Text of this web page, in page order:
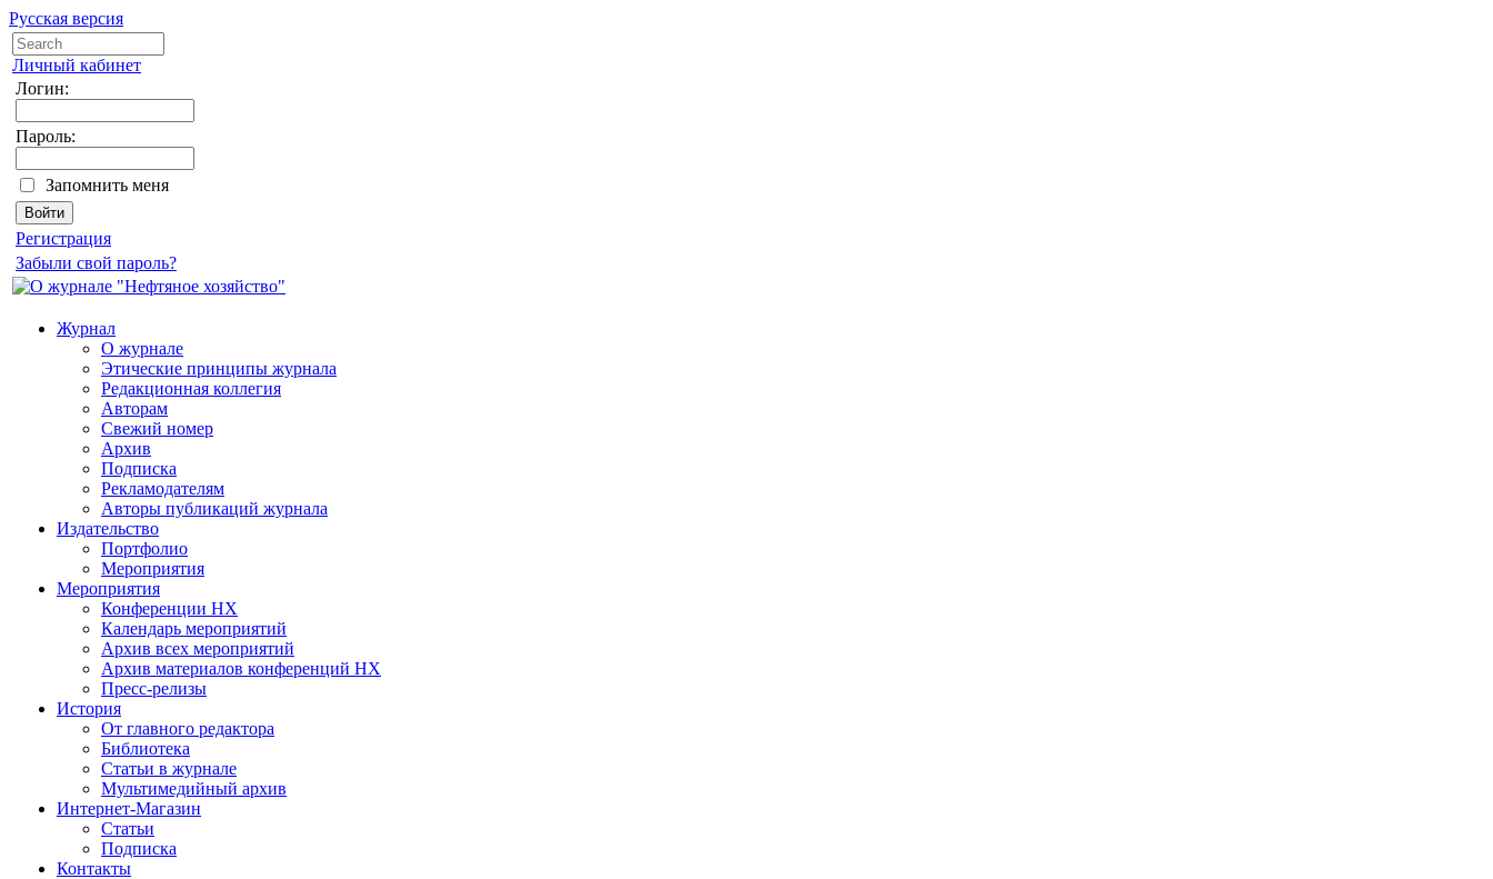
Русская версия
Личный кабинет
Логин:
Пароль:
Запомнить меня
Регистрация
Забыли свой пароль?
Журнал
О журнале
Этические принципы журнала
Редакционная коллегия
Авторам
Свежий номер
Архив
Подписка
Рекламодателям
Авторы публикаций журнала
Издательство
Портфолио
Мероприятия
Мероприятия
Конференции НХ
Календарь мероприятий
Архив всех мероприятий
Архив материалов конференций НХ
Пресс-релизы
История
От главного редактора
Библиотека
Статьи в журнале
Мультимедийный архив
Интернет-Магазин
Статьи
Подписка
Контакты